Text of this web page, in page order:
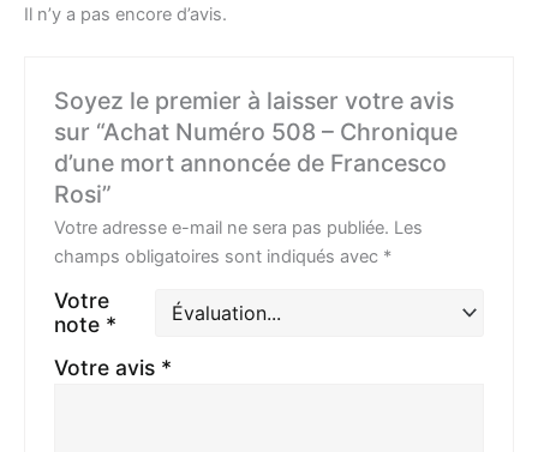
Il n’y a pas encore d’avis.
Soyez le premier à laisser votre avis
sur “Achat Numéro 508 – Chronique
d’une mort annoncée de Francesco
Rosi”
Votre adresse e-mail ne sera pas publiée. Les
champs obligatoires sont indiqués avec *
Votre
note *
Votre avis *